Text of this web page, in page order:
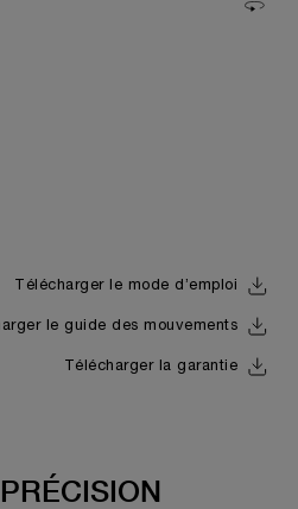
Télécharger le mode d’emploi
le guide des mouvements
Télécharger la garantie
PRÉCISION